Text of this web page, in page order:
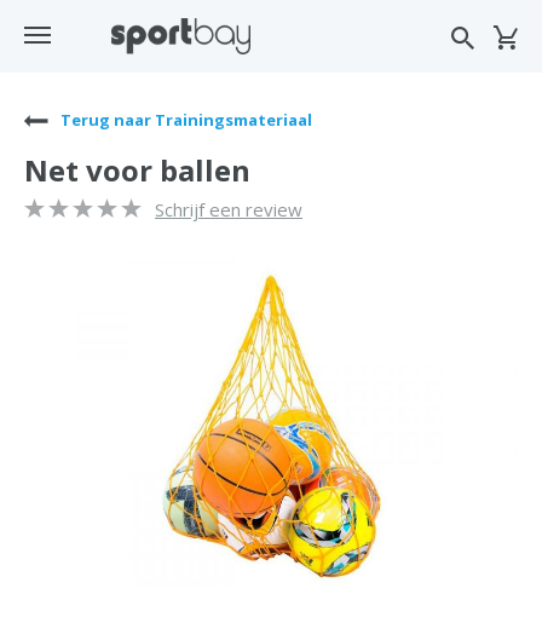
Terug naar Trainingsmateriaal
Net voor ballen
Schrijf een review